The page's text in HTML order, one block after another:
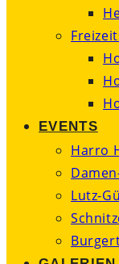
EVENTS
Harro
Lutz-